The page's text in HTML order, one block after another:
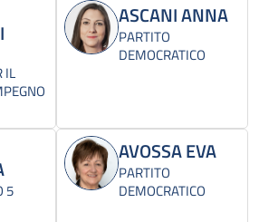
IL
ASCANI ANNA
PARTITO
DEMOCRATICO
5
AVOSSA EVA
PARTITO
DEMOCRATICO